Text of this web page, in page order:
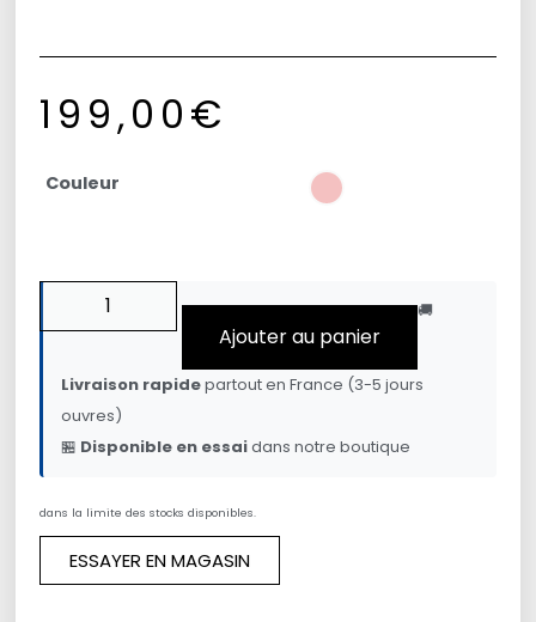
199,00€
Couleur
Ajouter au panier
🚚
Livraison rapidepartout en France (3-5 jours
ouvres)
🏪 Disponible en essaidans notre boutique
dans la limite des stocks disponibles.
ESSAYER EN MAGASIN